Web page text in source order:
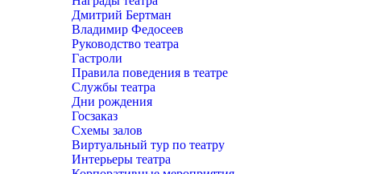
Дмитрий Бертман
Владимир Федосеев
Руководство театра
Гастроли
Правила поведения в театре
Службы театра
Дни рождения
Госзаказ
Схемы залов
Виртуальный тур по театру
Интерьеры театра